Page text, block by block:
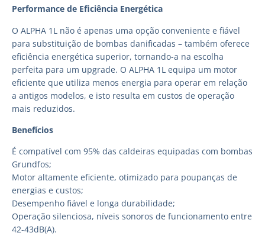
Performance de Eficiência Energética
O ALPHA 1L não é apenas uma opção conveniente e fiável
para substituição de bombas danificadas – também oferece
eficiência energética superior, tornando-a na escolha
perfeita para um upgrade. O ALPHA 1L equipa um motor
eficiente que utiliza menos energia para operar em relação
a antigos modelos, e isto resulta em custos de operação
mais reduzidos.
Benefícios
É compatível com 95% das caldeiras equipadas com bombas
Grundfos;
Motor altamente eficiente, otimizado para poupanças de
energias e custos;
Desempenho fiável e longa durabilidade;
Operação silenciosa, níveis sonoros de funcionamento entre
42-43dB(A).